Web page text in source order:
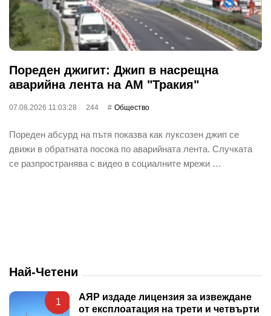
Пореден джигит: Джип в насрещна
аварийна лента на АМ "Тракия"
07.08.2026 11:03:28 244 Общество
Пореден абсурд на пътя показва как луксозен джип се
движи в обратната посока по аварийната лента. Случката
се разпространява с видео в социалните мрежи …
Най-Четени
1
АЯР издаде лицензия за извеждане
от експлоатация на трети и четвърти